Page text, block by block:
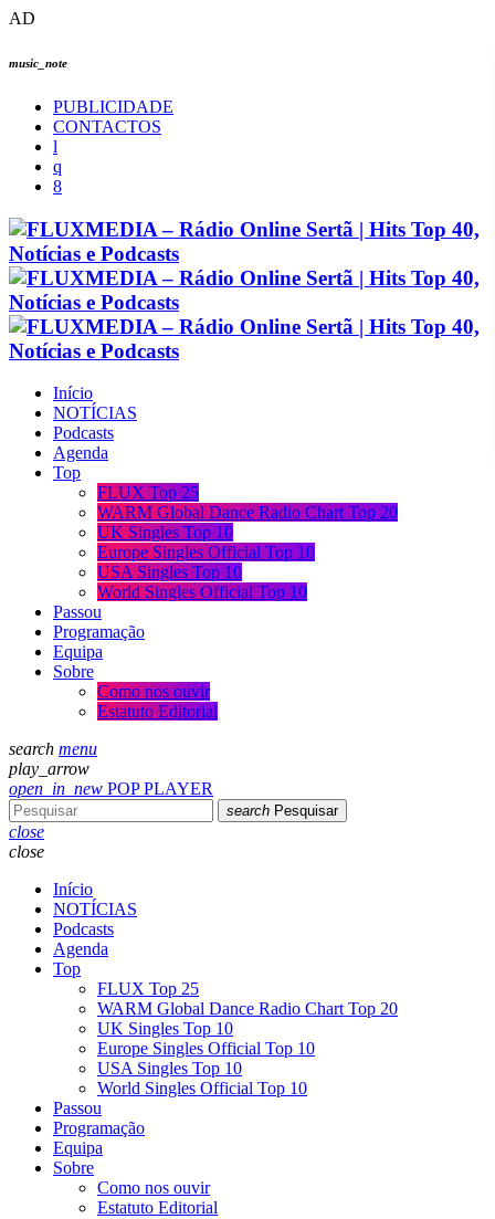
AD
music_note
PUBLICIDADE
CONTACTOS
Início
NOTÍCIAS
Podcasts
Agenda
Top
FLUX Top 25
WARM Global Dance Radio Chart Top 20
UK Singles Top 10
Europe Singles Official Top 10
USA Singles Top 10
World Singles Official Top 10
Passou
Programação
Equipa
Sobre
Como nos ouvir
Estatuto Editorial
search menu
play_arrow
open_in_new POP PLAYER
search Pesquisar
close
close
Início
NOTÍCIAS
Podcasts
Agenda
Top
FLUX Top 25
WARM Global Dance Radio Chart Top 20
UK Singles Top 10
Europe Singles Official Top 10
USA Singles Top 10
World Singles Official Top 10
Passou
Programação
Equipa
Sobre
Como nos ouvir
Estatuto Editorial